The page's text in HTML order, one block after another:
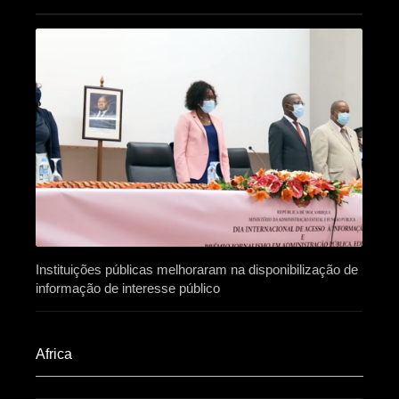
Instituições públicas melhoraram na disponibilização de
informação de interesse público
Africa​